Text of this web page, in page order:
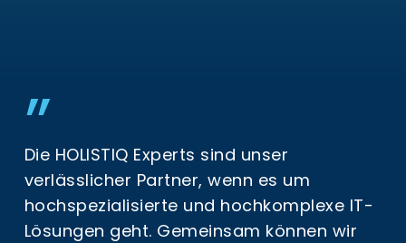
”
Die HOLISTIQ Experts sind unser
verlässlicher Partner, wenn es um
hochspezialisierte und hochkomplexe IT-
Lösungen geht. Gemeinsam können wir